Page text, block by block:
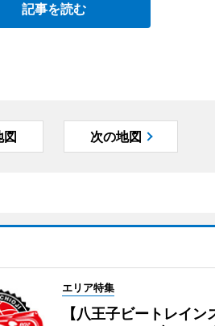
記事を読む
図 次の地図
エリア特集
【八王子ビートレイ